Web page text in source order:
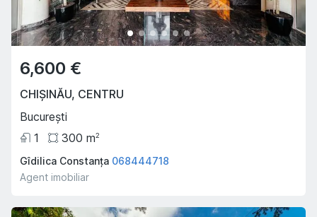
6,600 €
CHIȘINĂU, CENTRU
București
1
300 m2
Gîdilica Constanța 068444718
Agent imobiliar